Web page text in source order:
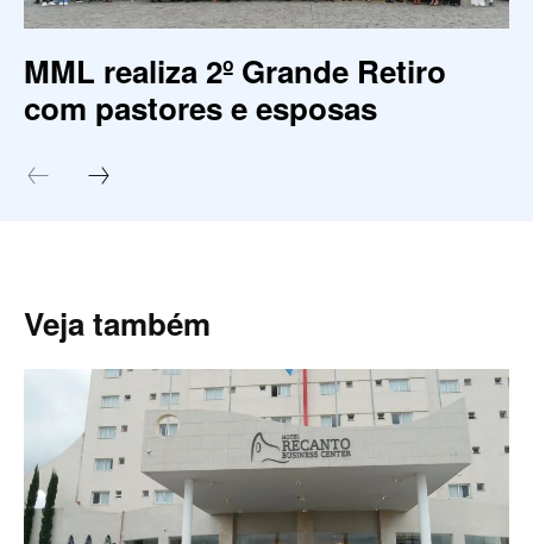
MML realiza 2º Grande Retiro
com pastores e esposas
Veja também